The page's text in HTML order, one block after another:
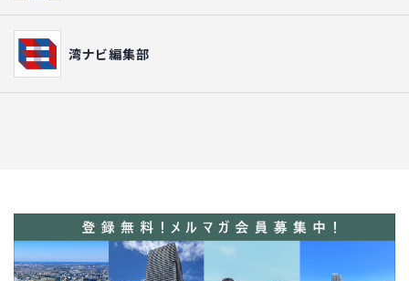
湾ナビ編集部